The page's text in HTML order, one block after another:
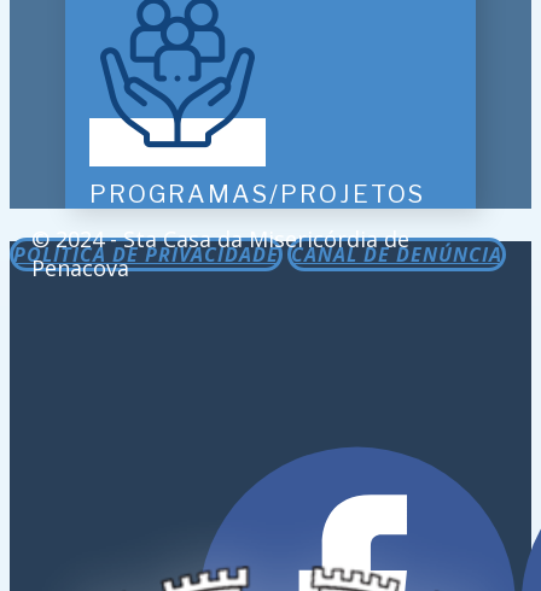
PROGRAMAS/PROJETOS
POLÍTICA DE PRIVACIDADE CANAL DE DENÚNCIA
© 2024 - Sta Casa da Misericórdia de
Penacova